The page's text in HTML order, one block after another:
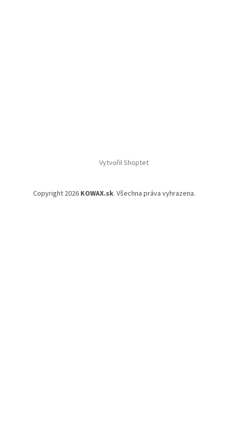
Vytvořil Shoptet
Copyright 2026 KOWAX.sk. Všechna práva vyhrazena.